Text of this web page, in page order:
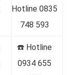
Hotline 0835
748 593
☎️ Hotline
0934 655